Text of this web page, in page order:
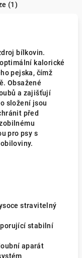
(1)
bílkovin.
kalorické
pejska, čímž
Obsažené
a zajišťují
složení jsou
před
pro psy s
stravitelný
stabilní
aparát